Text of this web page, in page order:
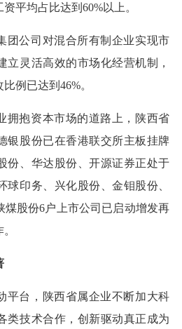
平均占比达到60%以上。
团公司对混合所有制企业实现市
立灵活高效的市场化经营机制，
例已达到46%。
拥抱资本市场的道路上，陕西省
银股份已在香港联交所主板挂牌
份、华达股份、开源证券正处于
球印务、兴化股份、金钼股份、
煤股份6户上市公司已启动增发再
平台，陕西省属企业不断加大科
类技术合作，创新驱动真正成为